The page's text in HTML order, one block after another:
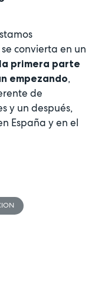
convierta en un
la primera parte
empezando,
de
y un después,
España y en el